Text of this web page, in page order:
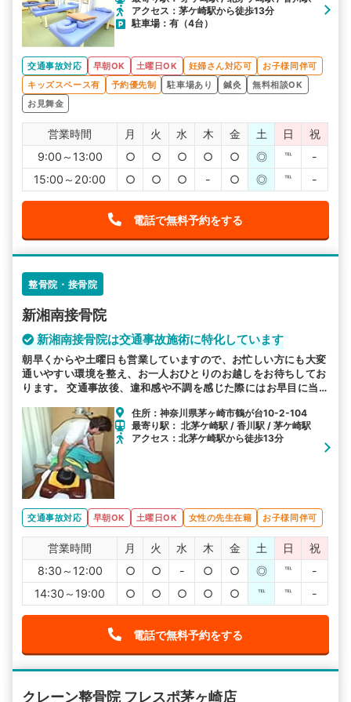
アクセス：茅ケ崎駅から徒歩13分
駐車場：有（4台）
交通事故対応 早朝OK 土曜日OK 妊婦さん対応可
お子様同伴可
キッズスペース有
予約優先制 駐車場あり 鍼灸
無料相談OK
お見舞金
営業時間 月 火 水 木 金 土 日
祝
9:00～13:00
○ ○ ○ ○ ○ ◎ ℡
-
15:00～20:00
○ ○ ○ - ○ ◎ ℡ -
電話で無料予約をする
整骨院・接骨院
新湘南接骨院
新湘南接骨院は交通事故施術に特化しています
朝早くからや土曜日も営業していますので、お忙しい方にも大変
通いやすい環境を整え、お一人おひとりのお越しをお待ちしてお
ります。 交通事故後、違和感や不調を感じた際にはお早目に当
住所：神奈川県茅ヶ崎市鶴が台10-2-104
最寄り駅： 北茅ケ崎駅 / 香川駅 / 茅ケ崎駅
アクセス：北茅ケ崎駅から徒歩13分
交通事故対応 早朝OK 土曜日OK 女性の先生在籍 お子様同伴可
営業時間 月 火 水 木 金 土 日
祝
8:30～12:00
○ ○ - ○ ○ ◎ ℡
-
14:30～19:00
○ ○ ○ ○ ○ ℡ ℡ -
電話で無料予約をする
クレーン整骨院 フレスポ茅ヶ崎店